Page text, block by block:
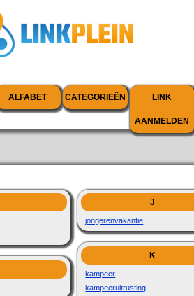
ALFABET CATEGORIEËN LINK
AANMELDEN
J
jongerenvakantie
K
kampeer
kampeeruitrusting